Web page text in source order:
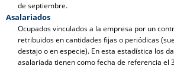
de septiembre.
Asalariados
Ocupados vinculados a la empresa por un
retribuidos en cantidades fijas o periódicas
destajo o en especie). En esta estadística los
asalariada tienen como fecha de referencia el